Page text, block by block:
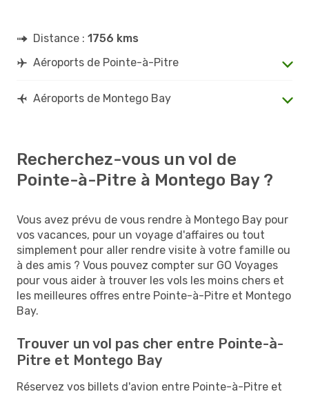
Distance : 1756 kms
Aéroports de Pointe-à-Pitre
Aéroports de Montego Bay
Recherchez-vous un vol de
Pointe-à-Pitre à Montego Bay ?
Vous avez prévu de vous rendre à Montego Bay pour
vos vacances, pour un voyage d'affaires ou tout
simplement pour aller rendre visite à votre famille ou
à des amis ? Vous pouvez compter sur GO Voyages
pour vous aider à trouver les vols les moins chers et
les meilleures offres entre Pointe-à-Pitre et Montego
Bay.
Trouver un vol pas cher entre Pointe-à-
Pitre et Montego Bay
Réservez vos billets d'avion entre Pointe-à-Pitre et